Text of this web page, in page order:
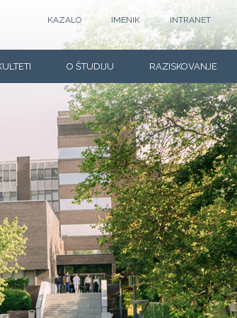
KAZALO IMENIK INTRANET
O ŠTUDIJU RAZISKOVANJE